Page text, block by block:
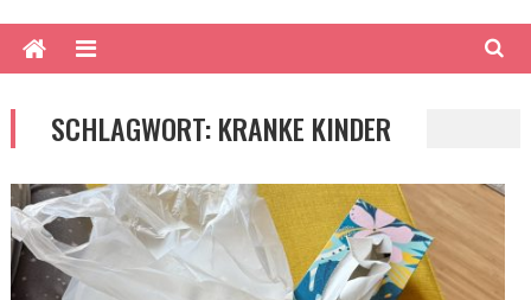
SCHLAGWORT:KRANKE KINDER